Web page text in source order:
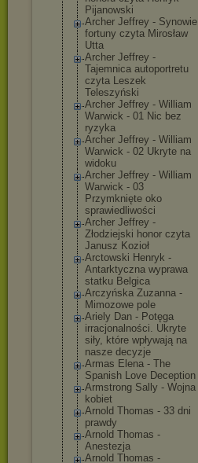
Pijanowski
Archer Jeffrey - Synowie
fortuny czyta Mirosław
Utta
Archer Jeffrey -
Tajemnica autoportretu
czyta Leszek
Teleszyński
Archer Jeffrey - William
Warwick - 01 Nic bez
ryzyka
Archer Jeffrey - William
Warwick - 02 Ukryte na
widoku
Archer Jeffrey - William
Warwick - 03
Przymknięte oko
sprawiedliwości
Archer Jeffrey -
Złodziejski honor czyta
Janusz Kozioł
Arctowski Henryk -
Antarktyczna wyprawa
statku Belgica
Arczyńska Zuzanna -
Mimozowe pole
Ariely Dan - Potęga
irracjonalności. Ukryte
siły, które wpływają na
nasze decyzje
Armas Elena - The
Spanish Love Deception
Armstrong Sally - Wojna
kobiet
Arnold Thomas - 33 dni
prawdy
Arnold Thomas -
Anestezja
Arnold Thomas -